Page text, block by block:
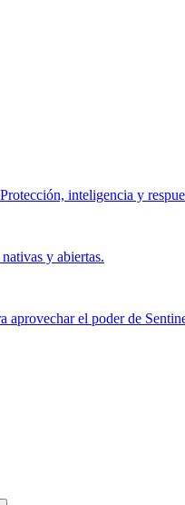
inteligencia y
y abiertas.
aprovechar el poder de